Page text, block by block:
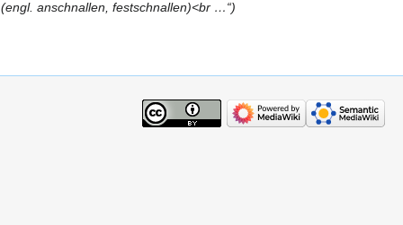
anschnallen, festschnallen)<br …“